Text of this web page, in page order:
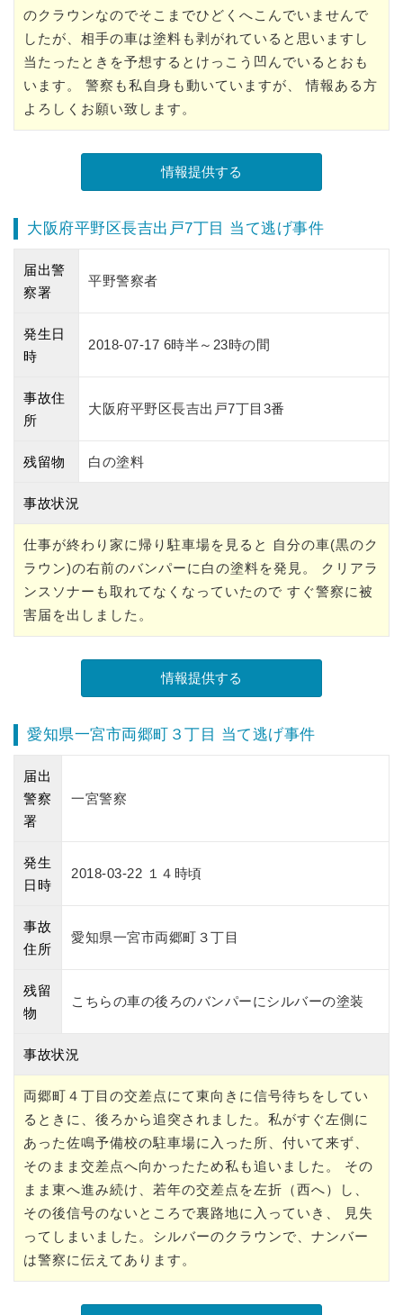
のクラウンなのでそこまでひどくへこんでいませんで
したが、相手の車は塗料も剥がれていると思いますし
当たったときを予想するとけっこう凹んでいるとおも
います。 警察も私自身も動いていますが、 情報ある方
よろしくお願い致します。
大阪府平野区長吉出戸7丁目 当て逃げ事件
届出警
察署
平野警察者
発生日
時
2018-07-17 6時半～23時の間
事故住
所
大阪府平野区長吉出戸7丁目3番
残留物 白の塗料
事故状況
仕事が終わり家に帰り駐車場を見ると 自分の車(黒のク
ラウン)の右前のバンパーに白の塗料を発見。 クリアラ
ンスソナーも取れてなくなっていたので すぐ警察に被
害届を出しました。
愛知県一宮市両郷町３丁目 当て逃げ事件
届出
警察
署
一宮警察
発生
日時
2018-03-22 １４時頃
事故
住所
愛知県一宮市両郷町３丁目
残留
物
こちらの車の後ろのバンパーにシルバーの塗装
事故状況
両郷町４丁目の交差点にて東向きに信号待ちをしてい
るときに、後ろから追突されました。私がすぐ左側に
あった佐鳴予備校の駐車場に入った所、付いて来ず、
そのまま交差点へ向かったため私も追いました。 その
まま東へ進み続け、若年の交差点を左折（西へ）し、
その後信号のないところで裏路地に入っていき、 見失
ってしまいました。シルバーのクラウンで、ナンバー
は警察に伝えてあります。